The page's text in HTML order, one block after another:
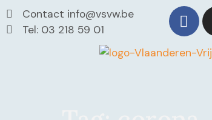
Contact info@vsvw.be
Tel: 03 218 59 01